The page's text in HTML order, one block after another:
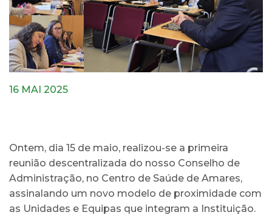
16 MAI 2025
Ontem, dia 15 de maio, realizou-se a primeira
reunião descentralizada do nosso Conselho de
Administração, no Centro de Saúde de Amares,
assinalando um novo modelo de proximidade com
as Unidades e Equipas que integram a Instituição.